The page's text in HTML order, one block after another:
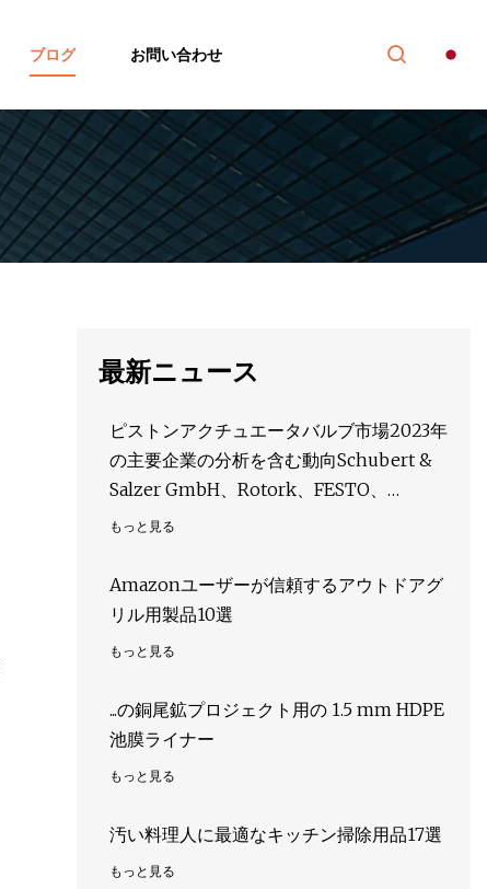
ブログ お問い合わせ
最新ニュース
ピストンアクチュエータバルブ市場2023年
の主要企業の分析を含む動向Schubert &
Salzer GmbH、Rotork、FESTO、
HEROSE、IMI Critical Engineering、
INDUSTRIES、Schlumberger、SPX
FLOW、Maximator GmbH、
Gebr. ブロアー社
もっと見る
Amazonユーザーが信頼するアウトドアグ
リル用製品10選
もっと見る
...の銅尾鉱プロジェクト用の 1.5 mm HDPE
池膜ライナー
もっと見る
汚い料理人に最適なキッチン掃除用品17選
もっと見る